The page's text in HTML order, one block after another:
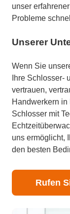
unser
Probleme
Unserer
Wenn Sie
Ihre Schlosser-
vertrauen,
Handwerkern
Schlosser mit
uns ermöglicht,
den besten
Rufen